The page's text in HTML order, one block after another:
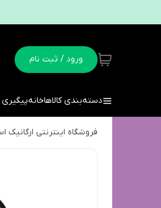
ورود / ثبت نام
دسته‌بندی کالاهاخانه
فروشگاه اینترنتی ارگانیک